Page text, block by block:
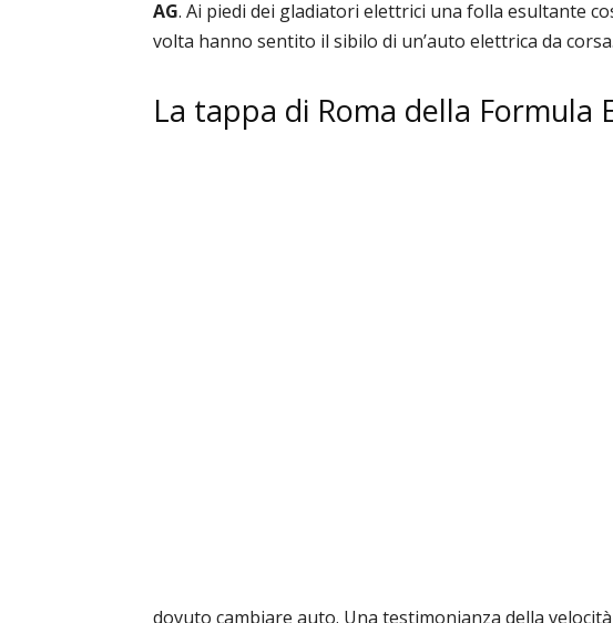
AG. Ai piedi dei gladiatori elettrici una folla esultante
volta hanno sentito il sibilo di un’auto elettrica da corsa.
La tappa di Roma della Formula
dovuto cambiare auto. Una testimonianza della